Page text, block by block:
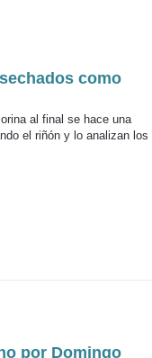
como
al final se hace una
el riñón y lo analizan los
por Domingo